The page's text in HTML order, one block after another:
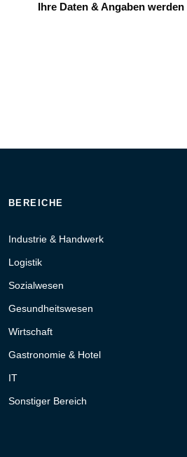
Ihre Daten & Angaben
BEREICHE
Industrie & Handwerk
Logistik
Sozialwesen
Gesundheitswesen
Wirtschaft
Gastronomie & Hotel
IT
Sonstiger Bereich